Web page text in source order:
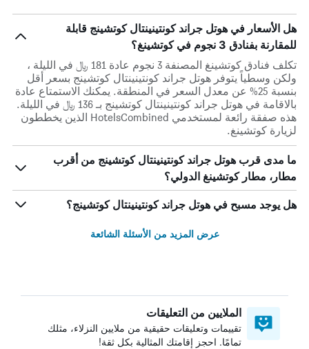
هل الأسعار في هوتل جراند كونتينينتال كوتشينج قابلة
للمقارنة بفنادق 3 نجوم في كوتشينغ؟
تكلف فنادق كوتشينغ المصنفة 3 نجوم عادة 181 ﷼ في الليلة ،
ولكن وسطياً يتوفر هوتل جراند كونتينينتال كوتشينج بسعر أقل
بنسبة 25% عن معدل السعر في المنطقة. يمكنك الاستمتاع عادة
بالاقامة في هوتل جراند كونتينينتال كوتشينج بـ 136 ﷼ في الليلة.
هذه صفقة رائعة لمستخدمي HotelsCombined الذين يخططون
لزيارة كوتشينغ.
ما مدى قرب هوتل جراند كونتينينتال كوتشينج من أقرب
مطار، مطار كوتشينغ الدولي؟
هل يوجد مسبح في هوتل جراند كونتينينتال كوتشينج؟
عرض المزيد من الأسئلة الشائعة
الملايين من التعليقات
تقييمات وتعليقات حقيقية من ملايين النزلاء، مثلك
تمامًا. احجز إقامتك المثالية بكل ثقة!